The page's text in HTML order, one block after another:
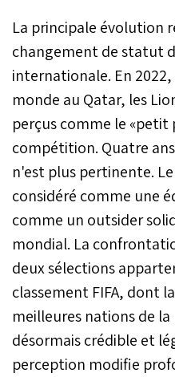
La principale évolution
changement de statut
internationale. En
monde au Qatar, les
perçus comme le «petit
compétition. Quatre
n'est plus pertinente.
considéré comme une
comme un outsider
mondial. La
deux sélections
classement FIFA, dont
meilleures nations de
désormais crédible et
perception modifie